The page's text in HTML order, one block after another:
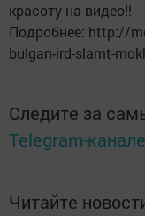
красоту на видео!!
Подробнее: http://
bulgan-ird-slamt-
Следите за
Telegram-канале
Читайте